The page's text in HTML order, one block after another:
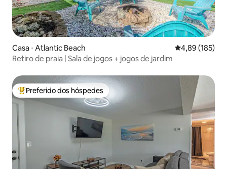
Casa ⋅ Atlantic Beach 4,89 de uma
4,89 (185)
Retiro de praia | Sala de jogos + jogos de jardim
Entre os melhores preferidos dos hóspedes
Preferido dos hóspedes